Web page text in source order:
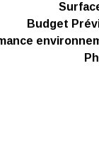
Budget